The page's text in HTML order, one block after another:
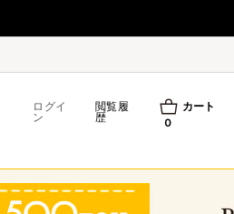
地震の影響によるお荷物のお届け
ログイ
ン
閲覧履
歴
カート
0